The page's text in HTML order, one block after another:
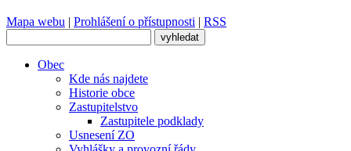
Mapa webu | Prohlášení o přístupnosti | RSS
Obec
Kde nás najdete
Historie obce
Zastupitelstvo
Zastupitele podklady
Usnesení ZO